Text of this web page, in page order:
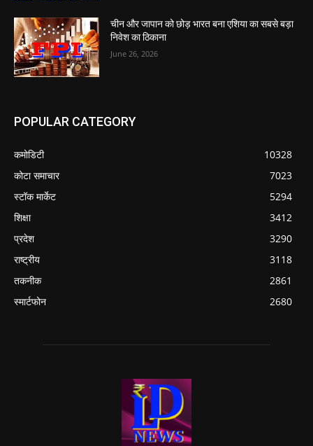
चीन और जापान को छोड़ भारत बना एशिया का सबसे बड़ा
निवेश का ठिकाना
June 26, 2026
POPULAR CATEGORY
कमोडिटी
10328
कोटा समाचार
7023
स्टॉक मार्केट
5294
शिक्षा
3412
प्रदेश
3290
राष्ट्रीय
3118
तकनीक
2861
स्मार्टफोन
2680